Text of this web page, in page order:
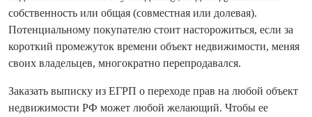
собственность или общая (совместная или долевая).
Потенциальному покупателю стоит насторожиться, если за
короткий промежуток времени объект недвижимости, меняя
своих владельцев, многократно перепродавался.
Заказать выписку из ЕГРП о переходе прав на любой объект
недвижимости РФ может любой желающий. Чтобы ее